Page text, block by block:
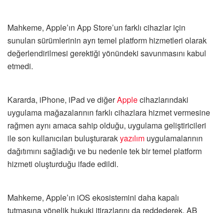
Mahkeme, Apple’ın App Store’un farklı cihazlar için
sunulan sürümlerinin ayrı temel platform hizmetleri olarak
değerlendirilmesi gerektiği yönündeki savunmasını kabul
etmedi.
Kararda, iPhone, iPad ve diğerApplecihazlarındaki
uygulama mağazalarının farklı cihazlara hizmet vermesine
rağmen aynı amaca sahip olduğu, uygulama geliştiricileri
ile son kullanıcıları buluşturarakyazılım uygulamalarının
dağıtımını sağladığı ve bu nedenle tek bir temel platform
hizmeti oluşturduğu ifade edildi.
Mahkeme, Apple’ın iOS ekosistemini daha kapalı
tutmasına yönelik hukuki itirazlarını da reddederek, AB